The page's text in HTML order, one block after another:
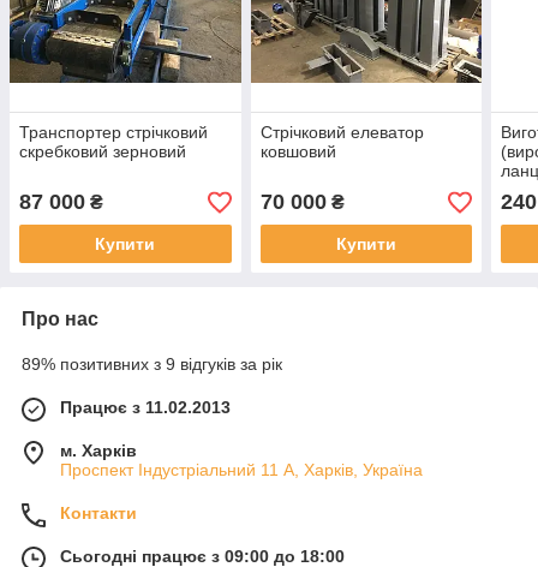
Транспортер стрічковий
скребковий зерновий
87 000 ₴
Купити
Стрічковий елеватор
ковшовий
70 000₴
Купити
240
Про нас
89% позитивних з 9 відгуків за рік
Працює з 11.02.2013
м. Харків
Проспект Індустріальний 11 А, Харків, Україна
Контакти
Сьогодні працює з 09:00 до 18:00